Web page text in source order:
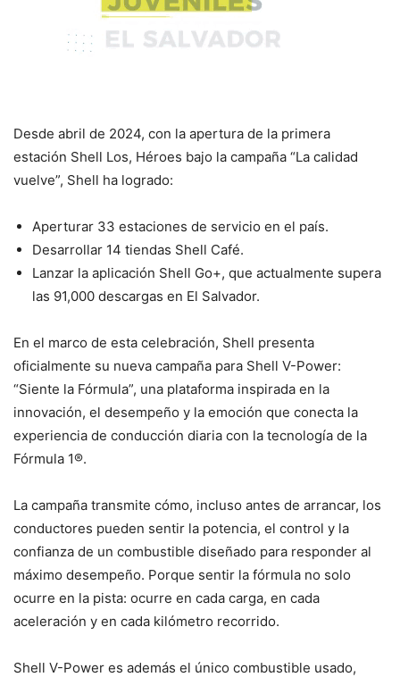
Desde abril de 2024, con la apertura de la primera
estación Shell Los, Héroes bajo la campaña “La calidad
vuelve”, Shell ha logrado:
Aperturar 33 estaciones de servicio en el país.
Desarrollar 14 tiendas Shell Café.
Lanzar la aplicación Shell Go+, que actualmente supera
las 91,000 descargas en El Salvador.
En el marco de esta celebración, Shell presenta
oficialmente su nueva campaña para Shell V-Power:
“Siente la Fórmula”, una plataforma inspirada en la
innovación, el desempeño y la emoción que conecta la
experiencia de conducción diaria con la tecnología de la
Fórmula 1®.
La campaña transmite cómo, incluso antes de arrancar, los
conductores pueden sentir la potencia, el control y la
confianza de un combustible diseñado para responder al
máximo desempeño. Porque sentir la fórmula no solo
ocurre en la pista: ocurre en cada carga, en cada
aceleración y en cada kilómetro recorrido.
Shell V-Power es además el único combustible usado,